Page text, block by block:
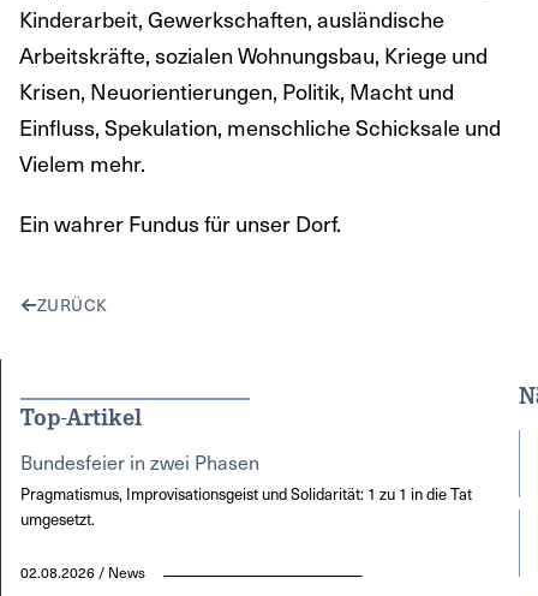
Kinderarbeit, Gewerkschaften, ausländische
Arbeitskräfte, sozialen Wohnungsbau, Kriege und
Krisen, Neuorientierungen, Politik, Macht und
Einfluss, Spekulation, menschliche Schicksale und
Vielem mehr.
Ein wahrer Fundus für unser Dorf.
ZURÜCK
Top-Artikel
Bundesfeier in zwei Phasen
Pragmatismus, Improvisationsgeist und Solidarität: 1 zu 1 in die Tat
umgesetzt.
02.08.2026 / News